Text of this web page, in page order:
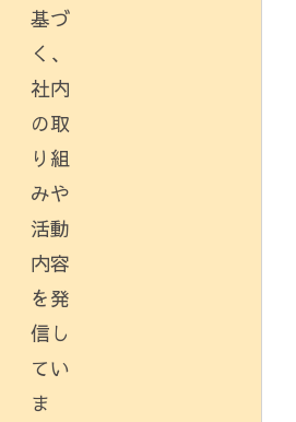
基づ
く、
社内
の取
り組
みや
活動
内容
を発
信し
てい
ま